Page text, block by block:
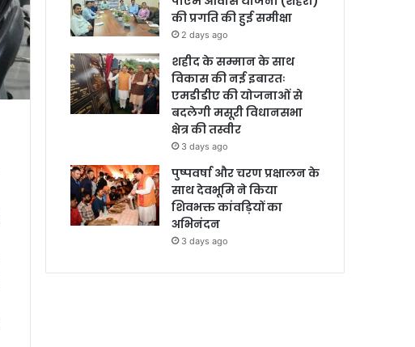
की प्रगति की हुई समीक्षा
2 days ago
शहीद के सम्मान के साथ
विकास की नई इबारतः
एमडीडीए की योजनाओं से
बदलेगी मसूरी विधानसभा
क्षेत्र की तस्वीर
3 days ago
पुष्पवर्षा और चरण प्रक्षालन के
साथ देवभूमि ने किया
शिवभक्त कांवड़ियों का
अभिनंदन
3 days ago